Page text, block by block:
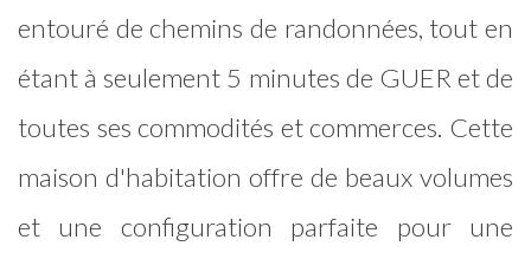
entouré de chemins de randonnées, tout en
étant à seulement 5 minutes de GUER et de
toutes ses commodités et commerces. Cette
maison d'habitation offre de beaux volumes
et une configuration parfaite pour une